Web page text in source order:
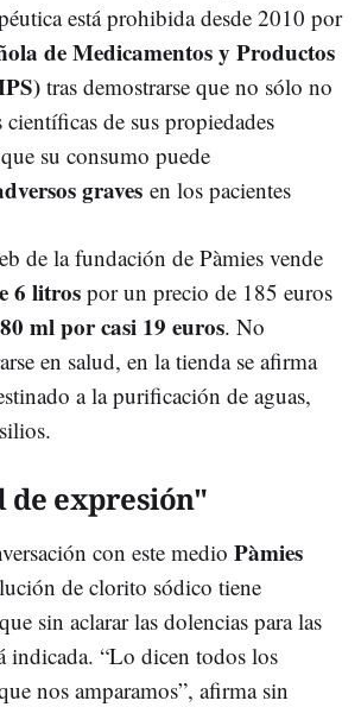
está prohibida desde 2010 por
de Medicamentos y Productos
tras demostrarse que no sólo no
de sus propiedades
su consumo puede
graves en los pacientes
de la fundación de Pàmies vende
6 litros por un precio de 185 euros
ml por casi 19 euros. No
en salud, en la tienda se afirma
a la purificación de aguas,
de expresión"
con este medio Pàmies
de clorito sódico tiene
sin aclarar las dolencias para las
indicada. “Lo dicen todos los
nos amparamos”, afirma sin